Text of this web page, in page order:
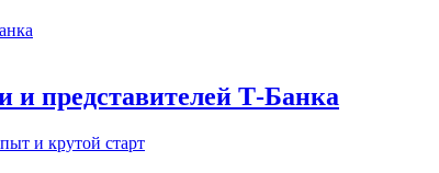
и представителей Т-Банка